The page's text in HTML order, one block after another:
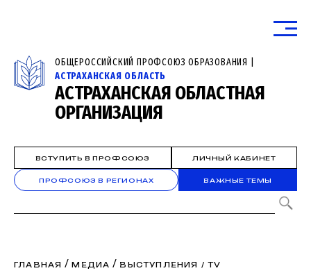
ОБЩЕРОССИЙСКИЙ ПРОФСОЮЗ ОБРАЗОВАНИЯ |
АСТРАХАНСКАЯ ОБЛАСТЬ
АСТРАХАНСКАЯ ОБЛАСТНАЯ
ОРГАНИЗАЦИЯ
ВСТУПИТЬ В ПРОФСОЮЗ ЛИЧНЫЙ КАБИНЕТ
ПРОФСОЮЗ В РЕГИОНАХ ВАЖНЫЕ ТЕМЫ
ГЛАВНАЯ /МЕДИА / ВЫСТУПЛЕНИЯ / TV